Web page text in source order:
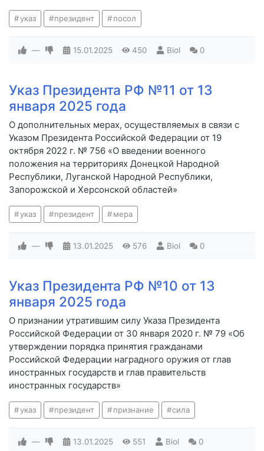
указ президент посол
— 15.01.2025 450 Biol 0
Указ Президента РФ №11 от 13
января 2025 года
О дополнительных мерах, осуществляемых в связи с
Указом Президента Российской Федерации от 19
октября 2022 г. № 756 «О введении военного
положения на территориях Донецкой Народной
Республики, Луганской Народной Республики,
Запорожской и Херсонской областей»
указ президент мера
— 13.01.2025 576 Biol 0
Указ Президента РФ №10 от 13
января 2025 года
О признании утратившим силу Указа Президента
Российской Федерации от 30 января 2020 г. № 79 «Об
утверждении порядка принятия гражданами
Российской Федерации наградного оружия от глав
иностранных государств и глав правительств
иностранных государств»
указ президент признание сила
— 13.01.2025 551 Biol 0